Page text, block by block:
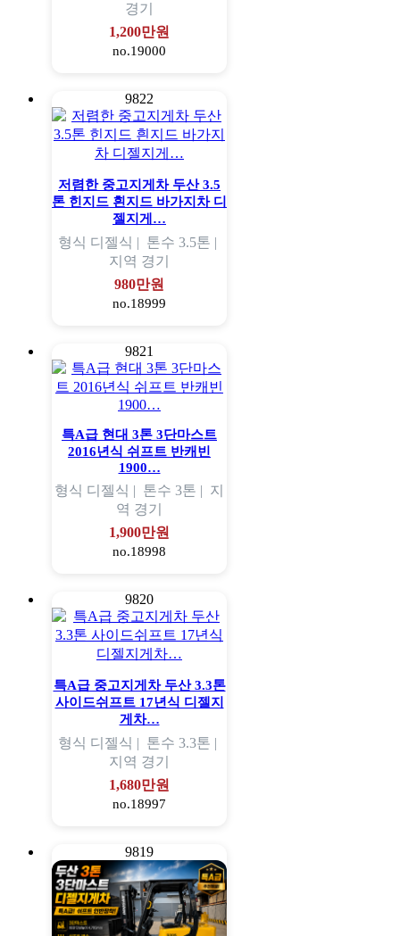
경기
1,200만원
no.19000
9822
저렴한 중고지게차 두산 3.5
톤 힌지드 흰지드 바가지차 디
젤지게…
형식 디젤식 | 톤수 3.5톤 |
지역 경기
980만원
no.18999
9821
특A급 현대 3톤 3단마스트
2016년식 쉬프트 반캐빈
1900…
형식 디젤식 | 톤수 3톤 | 지
역 경기
1,900만원
no.18998
9820
특A급 중고지게차 두산 3.3톤
사이드쉬프트 17년식 디젤지
게차…
형식 디젤식 | 톤수 3.3톤 |
지역 경기
1,680만원
no.18997
9819